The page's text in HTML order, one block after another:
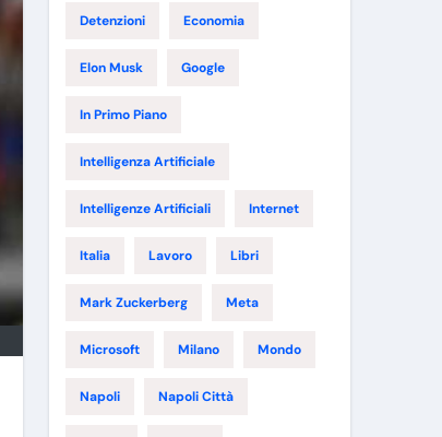
Detenzioni Economia
Elon Musk Google
In Primo Piano
Intelligenza Artificiale
Intelligenze Artificiali Internet
Italia Lavoro Libri
Mark Zuckerberg Meta
Microsoft Milano Mondo
Napoli Napoli Città